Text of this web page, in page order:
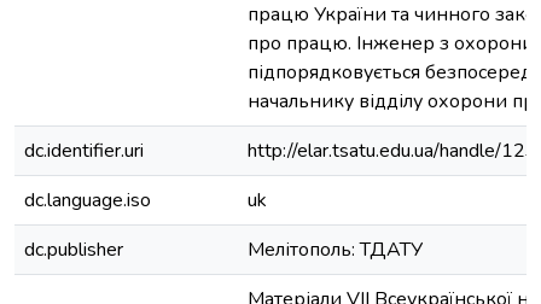
працю України та чинного
про працю. Інженер з охорони
підпорядковується
начальнику відділу охорони
dc.identifier.uri
http://elar.tsatu.edu.ua/handle/
dc.language.iso
uk
dc.publisher
Мелітополь: ТДАТУ